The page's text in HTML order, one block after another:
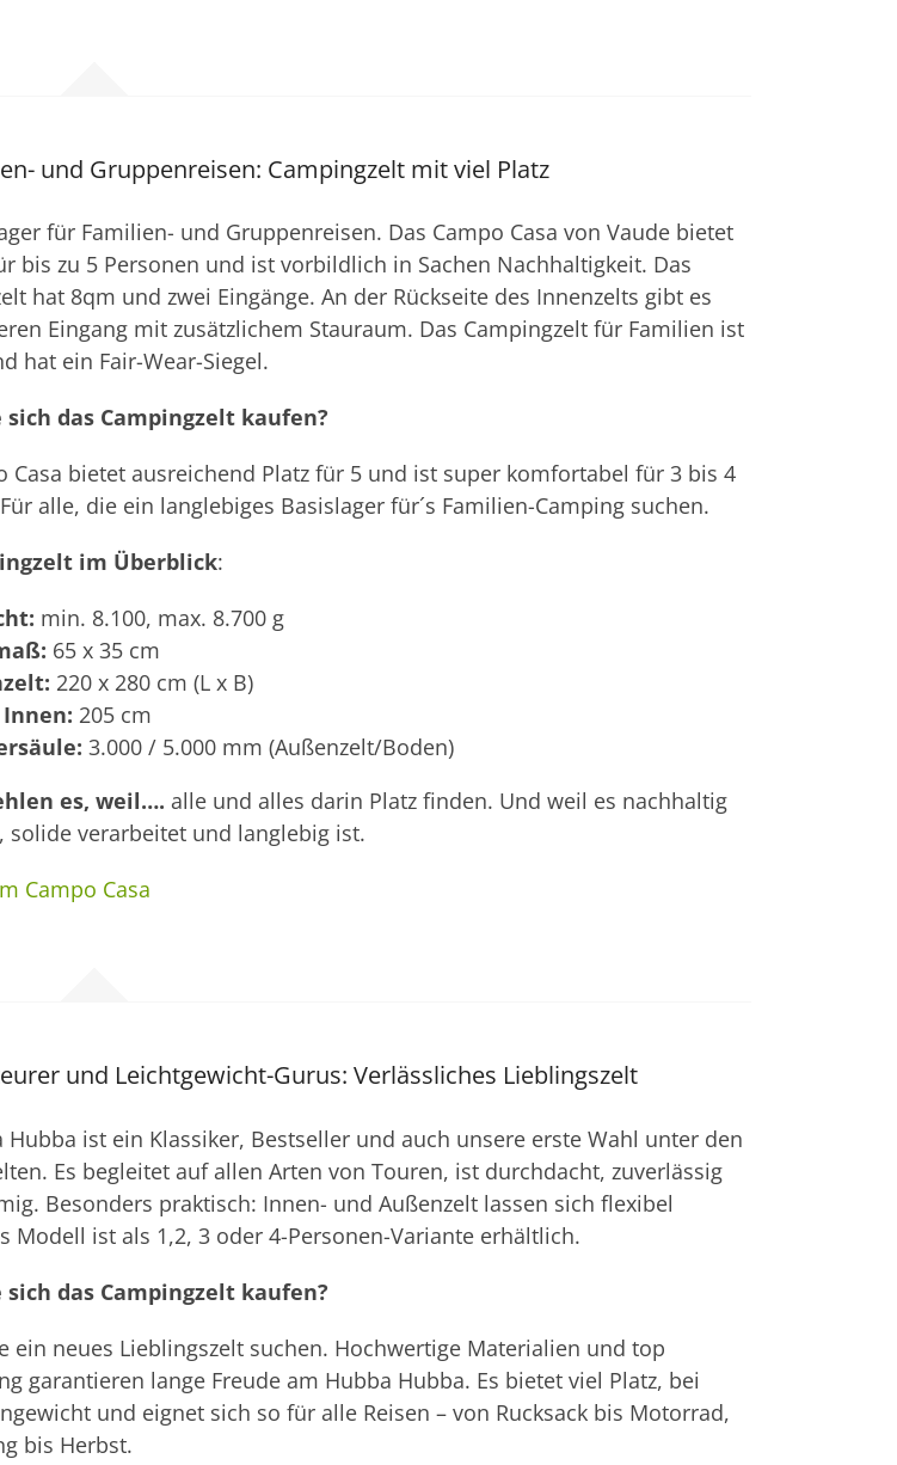
und Gruppenreisen: Campingzelt mit viel Platz
für Familien- und Gruppenreisen. Das Campo Casa von Vaude bietet
bis zu 5 Personen und ist vorbildlich in Sachen Nachhaltigkeit. Das
hat 8qm und zwei Eingänge. An der Rückseite des Innenzelts gibt es
Eingang mit zusätzlichem Stauraum. Das Campingzelt für Familien ist
hat ein Fair-Wear-Siegel.
das Campingzelt kaufen?
Casa bietet ausreichend Platz für 5 und ist super komfortabel für 3 bis 4
alle, die ein langlebiges Basislager für´s Familien-Camping suchen.
im Überblick:
min. 8.100, max. 8.700 g
65 x 35 cm
220 x 280 cm (L x B)
205 cm
3.000 / 5.000 mm (Außenzelt/Boden)
es, weil….alle und alles darin Platz finden. Und weil es nachhaltig
solide verarbeitet und langlebig ist.
Campo Casa
und Leichtgewicht-Gurus: Verlässliches Lieblingszelt
Hubba ist ein Klassiker, Bestseller und auch unsere erste Wahl unter den
Es begleitet auf allen Arten von Touren, ist durchdacht, zuverlässig
Besonders praktisch: Innen- und Außenzelt lassen sich flexibel
Modell ist als 1,2, 3 oder 4-Personen-Variante erhältlich.
das Campingzelt kaufen?
ein neues Lieblingszelt suchen. Hochwertige Materialien und top
garantieren lange Freude am Hubba Hubba. Es bietet viel Platz, bei
und eignet sich so für alle Reisen – von Rucksack bis Motorrad,
bis Herbst.